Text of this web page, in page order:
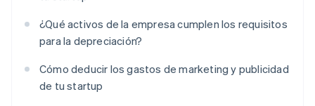
¿Qué activos de la empresa cumplen los requisitos
para la depreciación?
Cómo deducir los gastos de marketing y publicidad
de tu startup